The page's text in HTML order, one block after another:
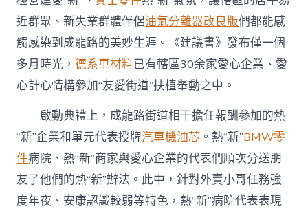
近群眾、新失業群體伴侶油氣分離器改良版們都能感
觸感染到成龍路的美妙生涯。《建議書》發布僅一個
多月時光，德系車材料已有轄區30余家愛心企業、愛
心計心情構參加“友愛街道”扶植舉動之中。
啟動典禮上，成龍路街道相干擔任報酬參加的熱
“新”企業和單元代表授牌汽車機油芯 。熱“新”BMW零
件病院、熱“新”商家與愛心企業的代表們順次分送朋
友了他們的熱“新”辦法。此中，針對外賣小哥任務強
度年夜、安康認識較弱等特色，熱“新”病院代表表現